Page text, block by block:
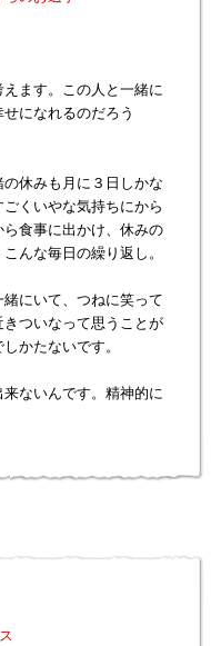
ます。この人と一緒に
になれるのだろう
休みも月に３日しかな
くいやな気持ちにから
食事に出かけ、休みの
んな毎日の繰り返し。
にいて、つねに笑って
ついなって思うことが
かたないです。
ないんです。精神的に